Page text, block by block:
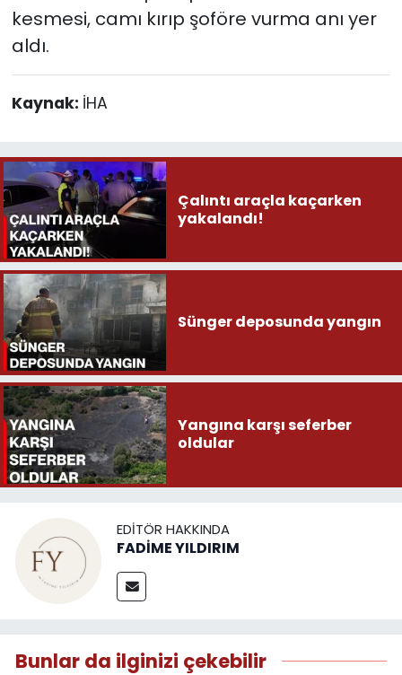
kesmesi, camı kırıp şoföre vurma anı yer
aldı.
Kaynak: İHA
Çalıntı araçla kaçarken
yakalandı!
Sünger deposunda yangın
Yangına karşı seferber
oldular
EDITÖR HAKKINDA
FADİME YILDIRIM
Bunlar da ilginizi çekebilir